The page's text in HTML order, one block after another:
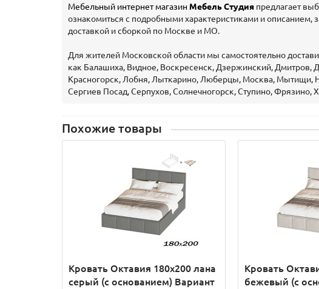
Мебельный интернет магазин Мебель Студия предлагает
ознакомиться с подробными характеристиками и описанием,
доставкой и сборкой по Москве и МО.
Для жителей Московской области мы самостоятельно
как Балашиха, Видное, Воскресенск, Дзержинский, Дмитров,
Красногорск, Лобня, Лыткарино, Люберцы, Москва, Мытищи,
Сергиев Посад, Серпухов, Солнечногорск, Ступино, Фрязино,
Похожие товары
Кровать Октавия 180х200 лана
серый (с основанием) Вариант
Кровать
бежевый (с